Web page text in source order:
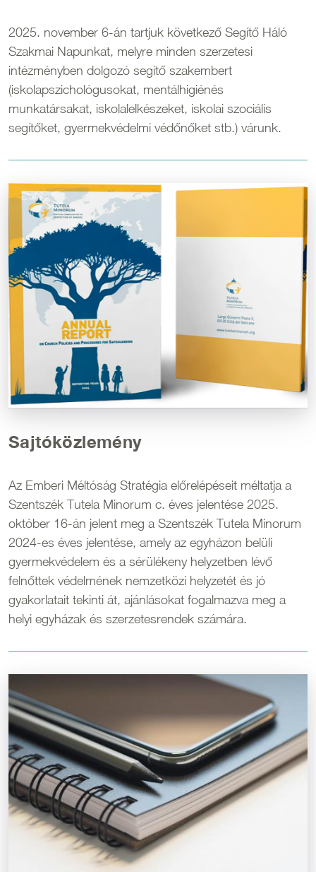
2025. november 6-án tartjuk következő Segítő Háló
Szakmai Napunkat, melyre minden szerzetesi
intézményben dolgozó segítő szakembert
(iskolapszichológusokat, mentálhigiénés
munkatársakat, iskolalelkészeket, iskolai szociális
segítőket, gyermekvédelmi védőnőket stb.) várunk.
Kép
Sajtóközlemény
Az Emberi Méltóság Stratégia előrelépéseit méltatja a
Szentszék Tutela Minorum c. éves jelentése 2025.
október 16-án jelent meg a Szentszék Tutela Minorum
2024-es éves jelentése, amely az egyházon belüli
gyermekvédelem és a sérülékeny helyzetben lévő
felnőttek védelmének nemzetközi helyzetét és jó
gyakorlatait tekinti át, ajánlásokat fogalmazva meg a
helyi egyházak és szerzetesrendek számára.